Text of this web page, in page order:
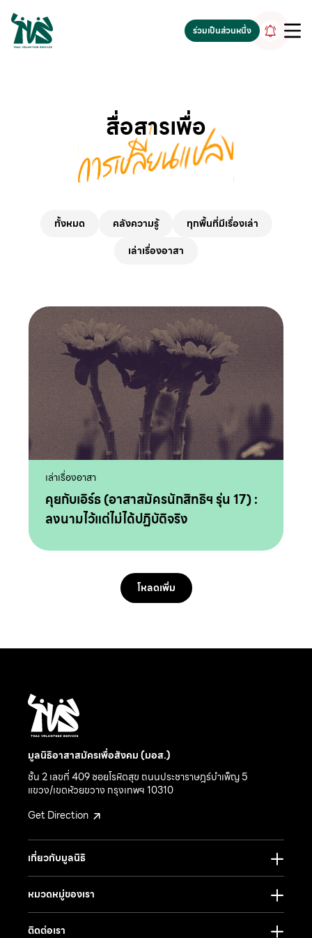
gv-5iuoxpem74qfjw.dv.googlehosted.com
ร่วมเป็นส่วนหนึ่ง
สื่อสารเพื่อ
ทั้งหมด คลังความรู้
ทุกพื้นที่มีเรื่องเล่า
เล่าเรื่องอาสา
เล่าเรื่องอาสา
คุยกับเอิร์ธ (อาสาสมัครนักสิทธิฯ รุ่น 17) :
ลงนามไว้แต่ไม่ได้ปฏิบัติจริง
โหลดเพิ่ม
มูลนิธิอาสาสมัครเพื่อสังคม (มอส.)
ชั้น 2 เลขที่ 409 ซอยโรหิตสุข ถนนประชาราษฎร์บำเพ็ญ 5
แขวง/เขตห้วยขวาง กรุงเทพฯ 10310
Get Direction
เกี่ยวกับมูลนิธิ
หมวดหมู่ของเรา
ติดต่อเรา